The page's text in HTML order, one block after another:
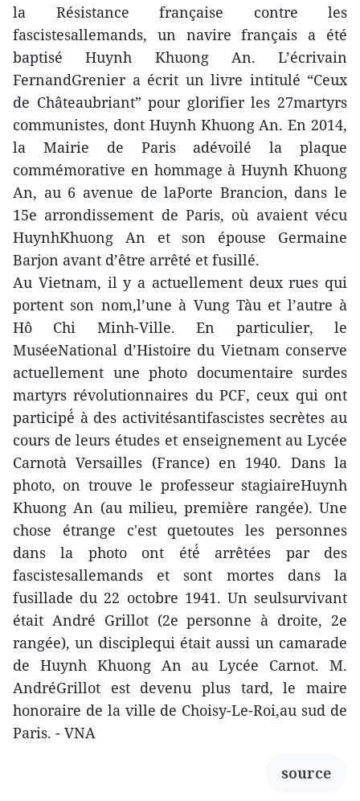
la Résistance française contre les
fascistesallemands, un navire français a été
baptisé Huynh Khuong An. L’écrivain
FernandGrenier a écrit un livre intitulé “Ceux
de Châteaubriant” pour glorifier les 27martyrs
communistes, dont Huynh Khuong An. En 2014,
la Mairie de Paris adévoilé la plaque
commémorative en hommage à Huynh Khuong
An, au 6 avenue de laPorte Brancion, dans le
15e arrondissement de Paris, où avaient vécu
HuynhKhuong An et son épouse Germaine
Barjon avant d’être arrêté et fusillé.
Au Vietnam, il y a actuellement deux rues qui
portent son nom,l’une à Vung Tàu et l’autre à
Hô Chi Minh-Ville. En particulier, le
MuséeNational d’Histoire du Vietnam conserve
actuellement une photo documentaire surdes
martyrs révolutionnaires du PCF, ceux qui ont
participé́ à des activitésantifascistes secrètes au
cours de leurs études et enseignement au Lycée
Carnotà Versailles (France) en 1940. Dans la
photo, on trouve le professeur stagiaireHuynh
Khuong An (au milieu, première rangée). Une
chose étrange c'est quetoutes les personnes
dans la photo ont été́ arrêtées par des
fascistesallemands et sont mortes dans la
fusillade du 22 octobre 1941. Un seulsurvivant
était André Grillot (2e personne à droite, 2e
rangée), un disciplequi était aussi un camarade
de Huynh Khuong An au Lycée Carnot. M.
AndréGrillot est devenu plus tard, le maire
honoraire de la ville de Choisy-Le-Roi,au sud de
Paris. - VNA
source